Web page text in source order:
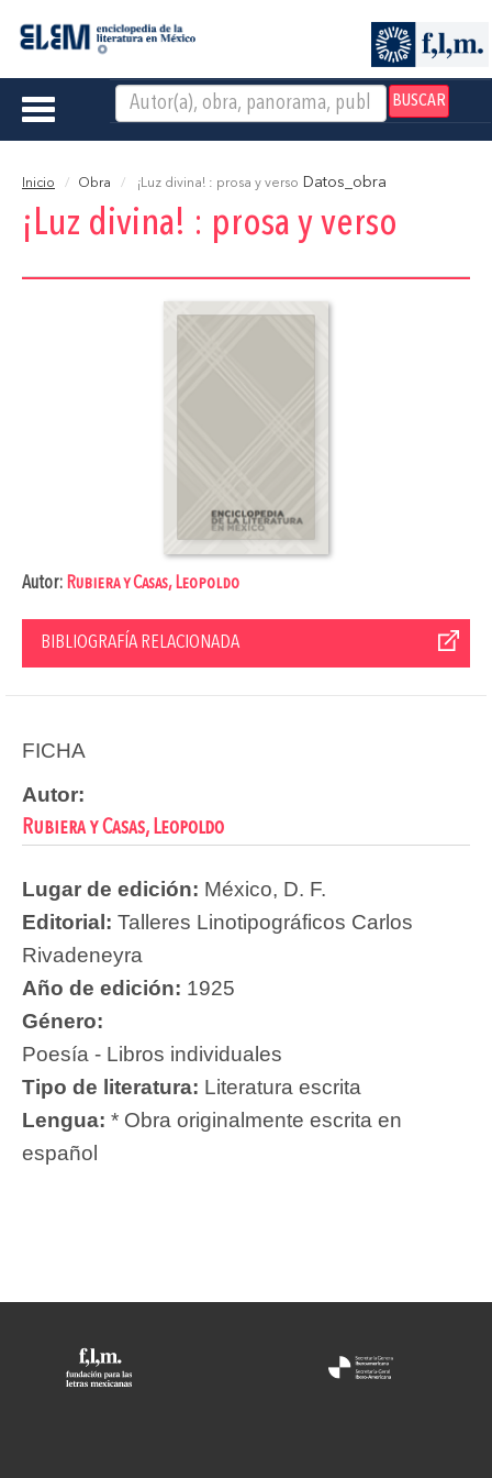
BUSCAR
Toggle
Inicio Obra ¡Luz divina! : prosa y verso Datos_obra
¡Luz divina! : prosa y verso
Autor: Rubiera y Casas, Leopoldo
BIBLIOGRAFÍA RELACIONADA
FICHA
Autor:
Rubiera y Casas, Leopoldo
Lugar de edición: México, D. F.
Editorial: Talleres Linotipográficos Carlos
Rivadeneyra
Año de edición: 1925
Género:
Poesía - Libros individuales
Tipo de literatura: Literatura escrita
Lengua: * Obra originalmente escrita en
español